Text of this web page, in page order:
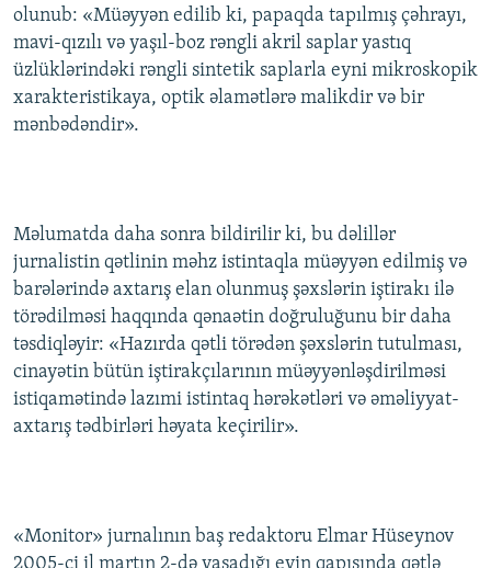
olunub: «Müəyyən edilib ki, papaqda tapılmış çəhrayı,
mavi-qızılı və yaşıl-boz rəngli akril saplar yastıq
üzlüklərindəki rəngli sintetik saplarla eyni mikroskopik
xarakteristikaya, optik əlamətlərə malikdir və bir
mənbədəndir».
Məlumatda daha sonra bildirilir ki, bu dəlillər
jurnalistin qətlinin məhz istintaqla müəyyən edilmiş və
barələrində axtarış elan olunmuş şəxslərin iştirakı ilə
törədilməsi haqqında qənaətin doğruluğunu bir daha
təsdiqləyir: «Hazırda qətli törədən şəxslərin tutulması,
cinayətin bütün iştirakçılarının müəyyənləşdirilməsi
istiqamətində lazımi istintaq hərəkətləri və əməliyyat-
axtarış tədbirləri həyata keçirilir».
«Monitor» jurnalının baş redaktoru Elmar Hüseynov